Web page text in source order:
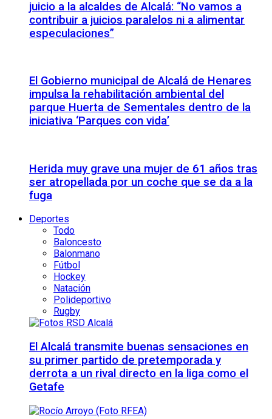
juicio a la alcaldes de Alcalá: “No vamos a
contribuir a juicios paralelos ni a alimentar
especulaciones”
El Gobierno municipal de Alcalá de Henares
impulsa la rehabilitación ambiental del
parque Huerta de Sementales dentro de la
iniciativa ‘Parques con vida’
Herida muy grave una mujer de 61 años tras
ser atropellada por un coche que se da a la
fuga
Deportes
Todo
Baloncesto
Balonmano
Fútbol
Hockey
Natación
Polideportivo
Rugby
El Alcalá transmite buenas sensaciones en
su primer partido de pretemporada y
derrota a un rival directo en la liga como el
Getafe